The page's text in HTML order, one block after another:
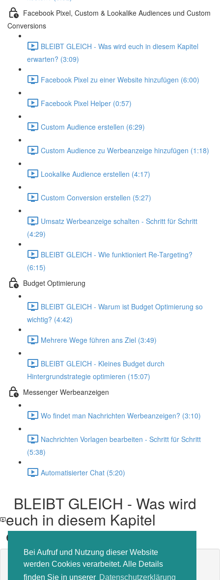
Bei Aufruf und Nutzung dieser Website
werden Cookies verarbeitet. Alle Details
finden Sie in unserer Datenschutzerklärung
Facebook Pixel, Custom & Lookalike Audiences und Custom
Conversions
BLEIBT GLEICH - Was wird euch in diesem Kapitel
erwarten? (3:09)
Facebook Pixel zu einer Website hinzufügen (6:00)
Facebook Pixel Helper (0:57)
Custom Audience erstellen (6:29)
Custom Audience zu Werbeanzeige hinzufügen (1:18)
Lookalike Audience erstellen (4:17)
Custom Conversion erstellen (5:27)
Umsatz Werbeanzeige schalten - Schritt für Schritt
(4:29)
BLEIBT GLEICH - Wie funktioniert Re-Targeting?
(6:15)
Budget Optimierung
BLEIBT GLEICH - Warum ist Budget Optimierung so
wichtig? (4:42)
Mehrere Wege führen ans Ziel (3:49)
BLEIBT GLEICH - Kleines Budget durch
Hintergrundstrategie optimieren (15:07)
Messenger Werbeanzeigen
Wo findet man Nachrichten Werbeanzeigen? (3:10)
Nachrichten Vorlagen bearbeiten - Schritt für Schritt
(5:38)
Automatisierter Chat (5:20)
BLEIBT GLEICH - Was wird
euch in diesem Kapitel
erwarten?
Inhalt der Lektion gesperrt
Wenn Sie bereits eingeschrieben sind,müssen Sie sich